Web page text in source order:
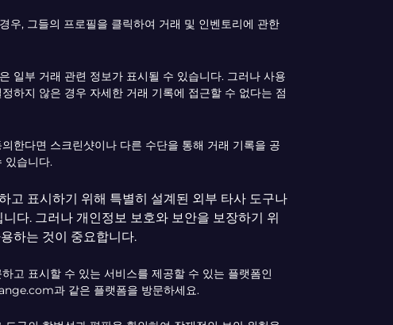
우, 그들의 프로필을 클릭하여 거래 및 인벤토리에 관한
일부 거래 관련 정보가 표시될 수 있습니다. 그러나 사용
하지 않은 경우 자세한 거래 기록에 접근할 수 없다는 점
한다면 스크린샷이나 다른 수단을 통해 거래 기록을 공
있습니다.
고 표시하기 위해 특별히 설계된 외부 타사 도구나
다. 그러나 개인정보 보호와 보안을 보장하기 위
하는 것이 중요합니다.
고 표시할 수 있는 서비스를 제공할 수 있는 플랫폼인
과 같은 플랫폼을 방문하세요.